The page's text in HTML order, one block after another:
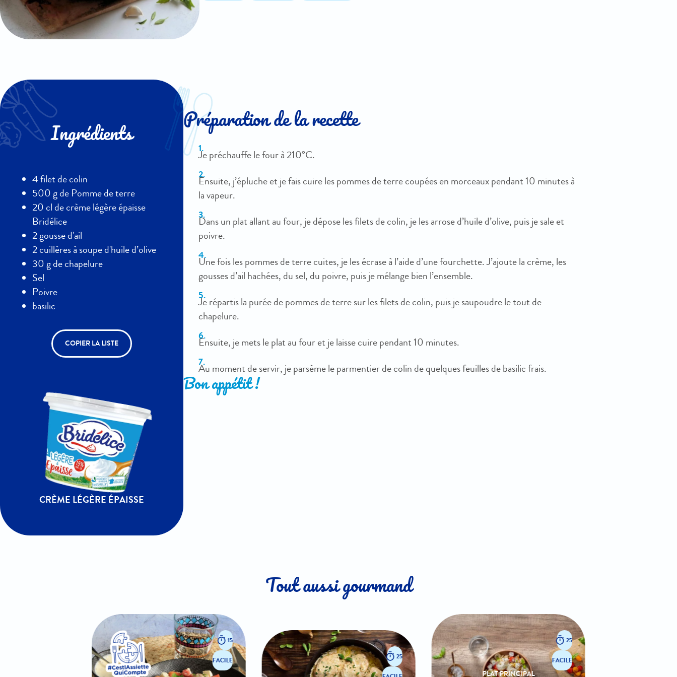
Ingrédients
4 filet de colin
500 g de Pomme de terre
20 cl de crème légère épaisse
Bridélice
2 gousse d'ail
2 cuillères à soupe d'huile d’olive
30 g de chapelure
Sel
Poivre
basilic
COPIER LA LISTE
CRÈME LÉGÈRE ÉPAISSE
Préparation de la recette
Je préchauffe le four à 210°C.
Ensuite, j’épluche et je fais cuire les pommes de terre coupées en morceaux pendant 10 minutes à
la vapeur.
Dans un plat allant au four, je dépose les filets de colin, je les arrose d’huile d’olive, puis je sale et
poivre.
Une fois les pommes de terre cuites, je les écrase à l’aide d’une fourchette. J’ajoute la crème, les
gousses d’ail hachées, du sel, du poivre, puis je mélange bien l’ensemble.
Je répartis la purée de pommes de terre sur les filets de colin, puis je saupoudre le tout de
chapelure.
Ensuite, je mets le plat au four et je laisse cuire pendant 10 minutes.
Au moment de servir, je parsème le parmentier de colin de quelques feuilles de basilic frais.
Bon appétit !
Tout aussi gourmand
15
FACILE 25
25
FACILE
PLAT PRINCIPAL